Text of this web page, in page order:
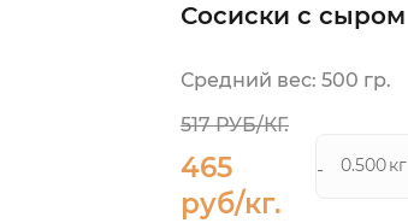
Сосиски с сыром
Средний вес: 500 гр.
517 РУБ/КГ.
465
руб/кг.
- кг